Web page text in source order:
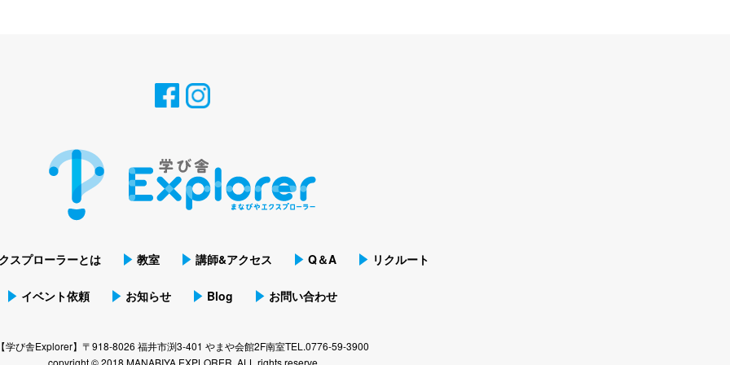
スプローラーとは 教室 講師&アクセス Q＆A リクルート
イベント依頼 お知らせ Blog お問い合わせ
【学び舎Explorer】 〒918-8026 福井市渕3-401 やまや会館2F南室TEL.0776-59-3900
copyright © 2018 MANABIYA EXPLORER. ALL rights reserve